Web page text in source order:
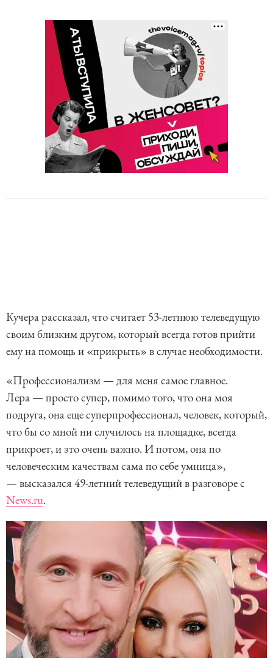
Кучера рассказал, что считает 53-летнюю телеведущую
своим близким другом, который всегда готов прийти
ему на помощь и «прикрыть» в случае необходимости.
«Профессионализм — для меня самое главное.
Лера — просто супер, помимо того, что она моя
подруга, она еще суперпрофессионал, человек, который,
что бы со мной ни случилось на площадке, всегда
прикроет, и это очень важно. И потом, она по
человеческим качествам сама по себе умница»,
— высказался 49-летний телеведущий в разговоре с
News.ru.